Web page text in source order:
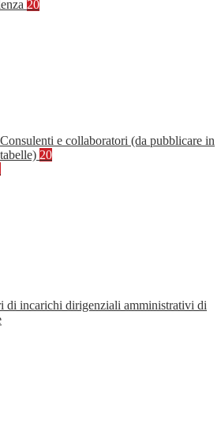
20
Consulenti e collaboratori (da pubblicare in
tabelle) 20
di incarichi dirigenziali amministrativi di